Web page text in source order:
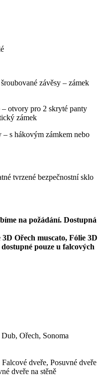
závěsy – zámek
otvory pro 2 skryté panty
zámek
– s hákovým zámkem nebo
tvrzené bezpečnostní sklo
na požádání. Dostupná
Ořech muscato, Fólie 3D
pouze u falcových
Ořech, Sonoma
dveře, Posuvné dveře
dveře na stěně